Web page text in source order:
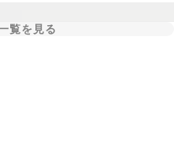
覧を見る